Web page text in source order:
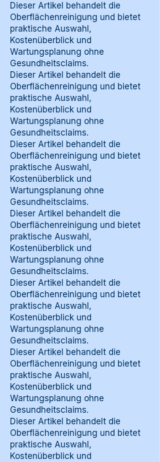
Dieser Artikel behandelt die
Oberflächenreinigung und bietet
praktische Auswahl,
Kostenüberblick und
Wartungsplanung ohne
Gesundheitsclaims.
Dieser Artikel behandelt die
Oberflächenreinigung und bietet
praktische Auswahl,
Kostenüberblick und
Wartungsplanung ohne
Gesundheitsclaims.
Dieser Artikel behandelt die
Oberflächenreinigung und bietet
praktische Auswahl,
Kostenüberblick und
Wartungsplanung ohne
Gesundheitsclaims.
Dieser Artikel behandelt die
Oberflächenreinigung und bietet
praktische Auswahl,
Kostenüberblick und
Wartungsplanung ohne
Gesundheitsclaims.
Dieser Artikel behandelt die
Oberflächenreinigung und bietet
praktische Auswahl,
Kostenüberblick und
Wartungsplanung ohne
Gesundheitsclaims.
Dieser Artikel behandelt die
Oberflächenreinigung und bietet
praktische Auswahl,
Kostenüberblick und
Wartungsplanung ohne
Gesundheitsclaims.
Dieser Artikel behandelt die
Oberflächenreinigung und bietet
praktische Auswahl,
Kostenüberblick und